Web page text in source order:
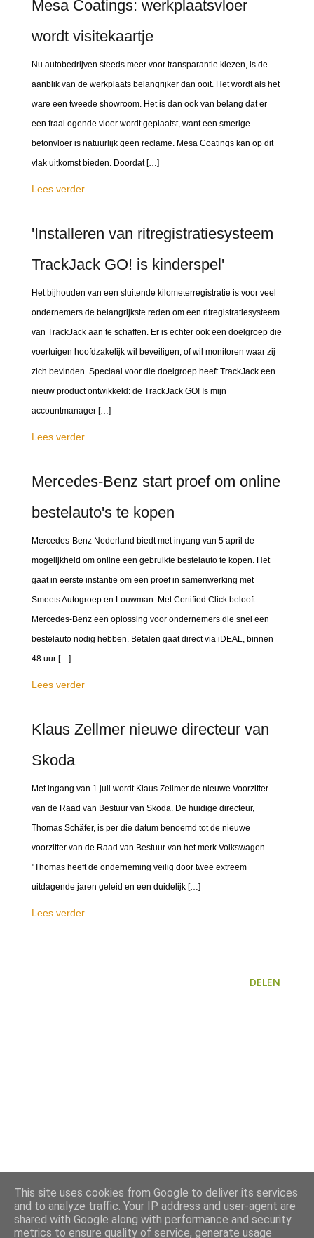
Mesa Coatings: werkplaatsvloer
wordt visitekaartje
Nu autobedrijven steeds meer voor transparantie kiezen, is de
aanblik van de werkplaats belangrijker dan ooit. Het wordt als het
ware een tweede showroom. Het is dan ook van belang dat er
een fraai ogende vloer wordt geplaatst, want een smerige
betonvloer is natuurlijk geen reclame. Mesa Coatings kan op dit
vlak uitkomst bieden. Doordat […]
Lees verder
'Installeren van ritregistratiesysteem
TrackJack GO! is kinderspel'
Het bijhouden van een sluitende kilometerregistratie is voor veel
ondernemers de belangrijkste reden om een ritregistratiesysteem
van TrackJack aan te schaffen. Er is echter ook een doelgroep die
voertuigen hoofdzakelijk wil beveiligen, of wil monitoren waar zij
zich bevinden. Speciaal voor die doelgroep heeft TrackJack een
nieuw product ontwikkeld: de TrackJack GO! Is mijn
accountmanager […]
Lees verder
Mercedes-Benz start proef om online
bestelauto's te kopen
Mercedes-Benz Nederland biedt met ingang van 5 april de
mogelijkheid om online een gebruikte bestelauto te kopen. Het
gaat in eerste instantie om een proef in samenwerking met
Smeets Autogroep en Louwman. Met Certified Click belooft
Mercedes-Benz een oplossing voor ondernemers die snel een
bestelauto nodig hebben. Betalen gaat direct via iDEAL, binnen
48 uur […]
Lees verder
Klaus Zellmer nieuwe directeur van
Skoda
Met ingang van 1 juli wordt Klaus Zellmer de nieuwe Voorzitter
van de Raad van Bestuur van Skoda. De huidige directeur,
Thomas Schäfer, is per die datum benoemd tot de nieuwe
voorzitter van de Raad van Bestuur van het merk Volkswagen.
"Thomas heeft de onderneming veilig door twee extreem
uitdagende jaren geleid en een duidelijk […]
Lees verder
DELEN
This site uses cookies from Google to deliver its services
and to analyze traffic. Your IP address and user-agent are
shared with Google along with performance and security
metrics to ensure quality of service, generate usage